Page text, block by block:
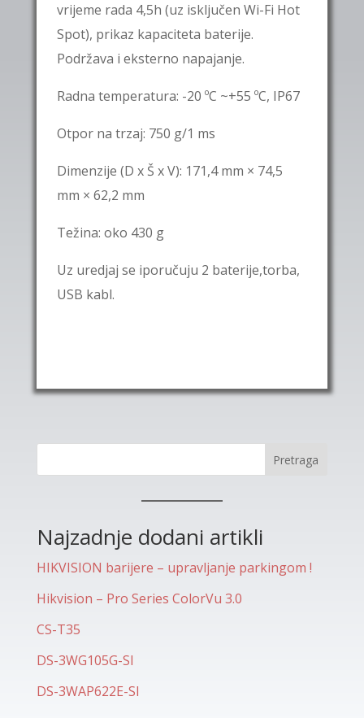
vrijeme rada 4,5h (uz isključen Wi-Fi Hot
Spot), prikaz kapaciteta baterije.
Podržava i eksterno napajanje.
Radna temperatura: -20 ºC ~+55 ºC, IP67
Otpor na trzaj: 750 g/1 ms
Dimenzije (D x Š x V): 171,4 mm × 74,5
mm × 62,2 mm
Težina: oko 430 g
Uz uredjaj se iporučuju 2 baterije,torba,
USB kabl.
Pretraga
Najzadnje dodani artikli
HIKVISION barijere – upravljanje parkingom !
Hikvision – Pro Series ColorVu 3.0
CS-T35
DS-3WG105G-SI
DS-3WAP622E-SI